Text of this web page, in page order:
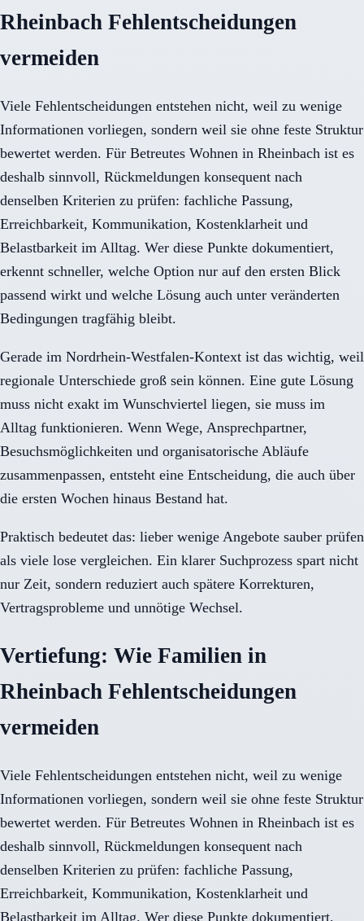
Rheinbach Fehlentscheidungen
vermeiden
Viele Fehlentscheidungen entstehen nicht, weil zu wenige
Informationen vorliegen, sondern weil sie ohne feste Struktur
bewertet werden. Für Betreutes Wohnen in Rheinbach ist es
deshalb sinnvoll, Rückmeldungen konsequent nach
denselben Kriterien zu prüfen: fachliche Passung,
Erreichbarkeit, Kommunikation, Kostenklarheit und
Belastbarkeit im Alltag. Wer diese Punkte dokumentiert,
erkennt schneller, welche Option nur auf den ersten Blick
passend wirkt und welche Lösung auch unter veränderten
Bedingungen tragfähig bleibt.
Gerade im Nordrhein-Westfalen-Kontext ist das wichtig, weil
regionale Unterschiede groß sein können. Eine gute Lösung
muss nicht exakt im Wunschviertel liegen, sie muss im
Alltag funktionieren. Wenn Wege, Ansprechpartner,
Besuchsmöglichkeiten und organisatorische Abläufe
zusammenpassen, entsteht eine Entscheidung, die auch über
die ersten Wochen hinaus Bestand hat.
Praktisch bedeutet das: lieber wenige Angebote sauber prüfen
als viele lose vergleichen. Ein klarer Suchprozess spart nicht
nur Zeit, sondern reduziert auch spätere Korrekturen,
Vertragsprobleme und unnötige Wechsel.
Vertiefung: Wie Familien in
Rheinbach Fehlentscheidungen
vermeiden
Viele Fehlentscheidungen entstehen nicht, weil zu wenige
Informationen vorliegen, sondern weil sie ohne feste Struktur
bewertet werden. Für Betreutes Wohnen in Rheinbach ist es
deshalb sinnvoll, Rückmeldungen konsequent nach
denselben Kriterien zu prüfen: fachliche Passung,
Erreichbarkeit, Kommunikation, Kostenklarheit und
Belastbarkeit im Alltag. Wer diese Punkte dokumentiert,